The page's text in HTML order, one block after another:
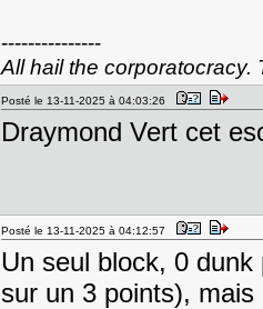
---------------
All hail the corporatocracy.
Posté le 13-11-2025 à 04:03:26
Draymond Vert cet
Posté le 13-11-2025 à 04:12:57
Un seul block, 0
sur un 3 points),